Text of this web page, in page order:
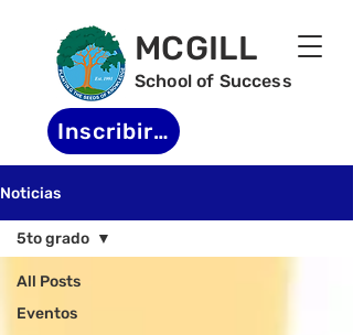
MCGILL
School of Success
Inscribirse
Noticias
All Posts
Eventos
5to grado